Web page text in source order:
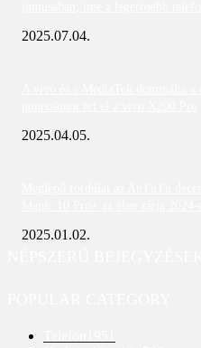
2025.07.04.
2025.04.05.
2025.01.02.